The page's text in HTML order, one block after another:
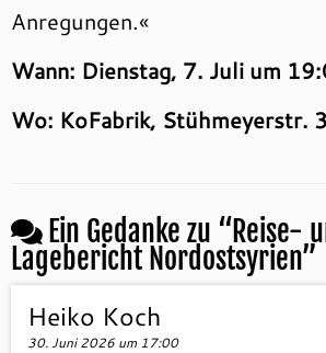
Anregungen.«
Wann: Dienstag, 7. Juli um
Wo: KoFabrik, Stühmeyerstr.
Ein Gedanke zu “Reise-
Lagebericht Nordostsyrien”
Heiko Koch
30. Juni 2026 um 17:00